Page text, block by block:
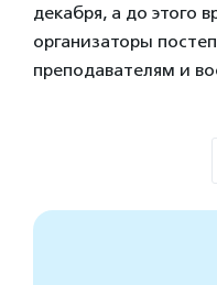
декабря, а до этого
организаторы
преподавателям и